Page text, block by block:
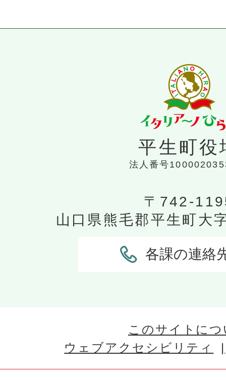
平生町役
法人番号
〒742-
山口県熊毛郡平生町大
各課の連絡
このサイトに
ウェブアクセシビリティ